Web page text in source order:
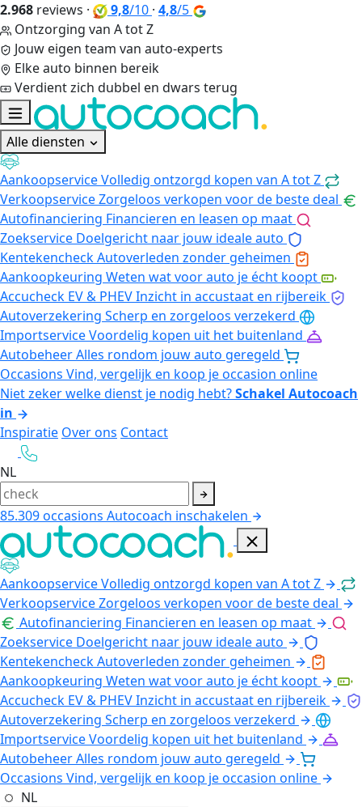
2.968 reviews · 9,8/10 · 4,8/5
Ontzorging van A tot Z
Jouw eigen team van auto-experts
Elke auto binnen bereik
Verdient zich dubbel en dwars terug
Alle diensten
AankoopserviceVolledig ontzorgd kopen van A tot Z
VerkoopserviceZorgeloos verkopen voor de beste deal
Autofinanciering Financieren en leasen op maat
Zoekservice Doelgericht naar jouw ideale auto
KentekencheckAutoverleden zonder geheimen
Aankoopkeuring Weten wat voor auto je écht koopt
Accucheck EV & PHEVInzicht in accustaat en rijbereik
Autoverzekering Scherp en zorgeloos verzekerd
ImportserviceVoordelig kopen uit het buitenland
AutobeheerAlles rondom jouw auto geregeld
Occasions Vind, vergelijk en koop je occasion online
Niet zeker welke dienst je nodig hebt?Schakel Autocoach
in
Inspiratie Over ons Contact
NL
85.309occasions Autocoach inschakelen
AankoopserviceVolledig ontzorgd kopen van A tot Z
VerkoopserviceZorgeloos verkopen voor de beste deal
Autofinanciering Financieren en leasen op maat
Zoekservice Doelgericht naar jouw ideale auto
KentekencheckAutoverleden zonder geheimen
Aankoopkeuring Weten wat voor auto je écht koopt
Accucheck EV & PHEVInzicht in accustaat en rijbereik
Autoverzekering Scherp en zorgeloos verzekerd
ImportserviceVoordelig kopen uit het buitenland
AutobeheerAlles rondom jouw auto geregeld
Occasions Vind, vergelijk en koop je occasion online
NL